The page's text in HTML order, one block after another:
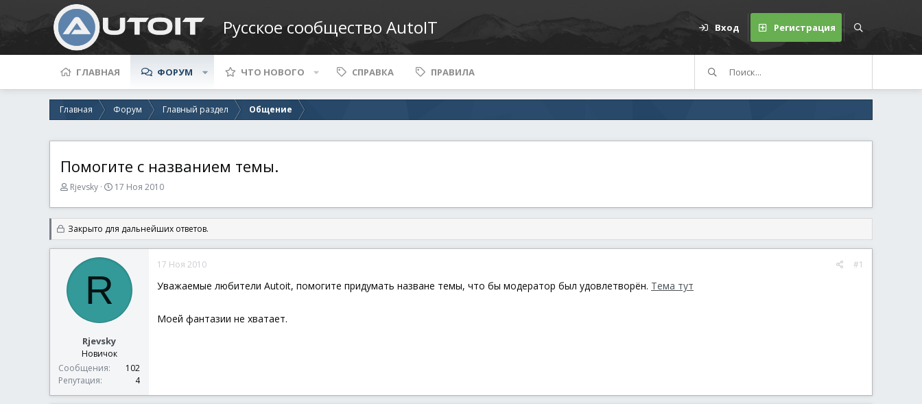
Русское сообщество AutoIT Вход Регистрация
ГЛАВНАЯ ФОРУМ ЧТО НОВОГО СПРАВКА ПРАВИЛА
Главная Форум Главный раздел Общение
Помогите с названием темы.
А
т
о
р
т
м
Rjevsky
Д
т
н
а
ч
17 Ноя 2010
Закрыто для дальнейших ответов.
R
Rjevsky
Новичок
Сообщения
102
Репутация
4
17 Ноя 2010 #1
Уважаемые любители Autoit, помогите придумать назване темы, что бы модератор был удовлетворён. Тема тут
Моей фантазии не хватает.